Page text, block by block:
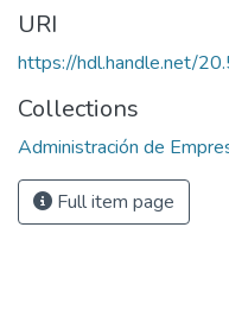
URI
https://hdl.handle.net/
Collections
Administración de
Full item page